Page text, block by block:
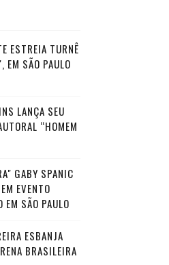
ESTREIA TURNÊ
EM SÃO PAULO
LANÇA SEU
“HOMEM
GABY SPANIC
EVENTO
EM SÃO PAULO
ESBANJA
BRASILEIRA